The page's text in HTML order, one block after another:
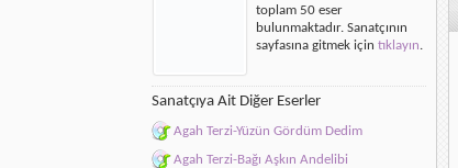
toplam 50 eser
bulunmaktadır. Sanatçının
sayfasına gitmek için tıklayın.
Sanatçıya Ait Diğer Eserler
Agah Terzi-Yüzün Gördüm Dedim
Agah Terzi-Bağı Aşkın Andelibi